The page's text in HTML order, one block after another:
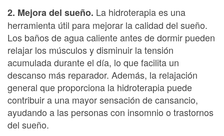
2. Mejora del sueño. La hidroterapia es una
herramienta útil para mejorar la calidad del sueño.
Los baños de agua caliente antes de dormir pueden
relajar los músculos y disminuir la tensión
acumulada durante el día, lo que facilita un
descanso más reparador. Además, la relajación
general que proporciona la hidroterapia puede
contribuir a una mayor sensación de cansancio,
ayudando a las personas con insomnio o trastornos
del sueño.